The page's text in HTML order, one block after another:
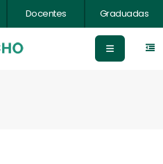
Docentes Graduadas